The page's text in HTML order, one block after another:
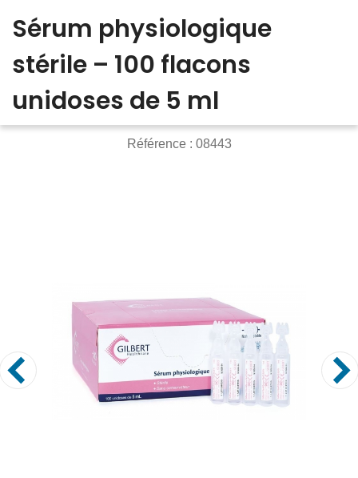
Sérum physiologique
stérile – 100 flacons
unidoses de 5 ml
Référence : 08443